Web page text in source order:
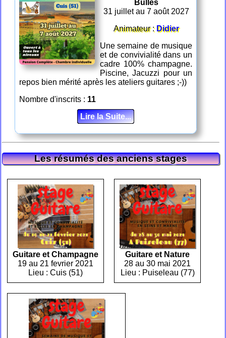
Bulles
31 juillet au 7 août 2027
Animateur : Didier
Une semaine de musique
et de convivialité dans un
cadre 100% champagne.
Piscine, Jacuzzi pour un
repos bien mérité après les ateliers guitares ;-))
Nombre d'inscrits : 11
Lire la Suite...
Les résumés des anciens stages
Guitare et Champagne
19 au 21 fevrier 2021
Lieu : Cuis (51)
Guitare et Nature
28 au 30 mai 2021
Lieu : Puiseleau (77)